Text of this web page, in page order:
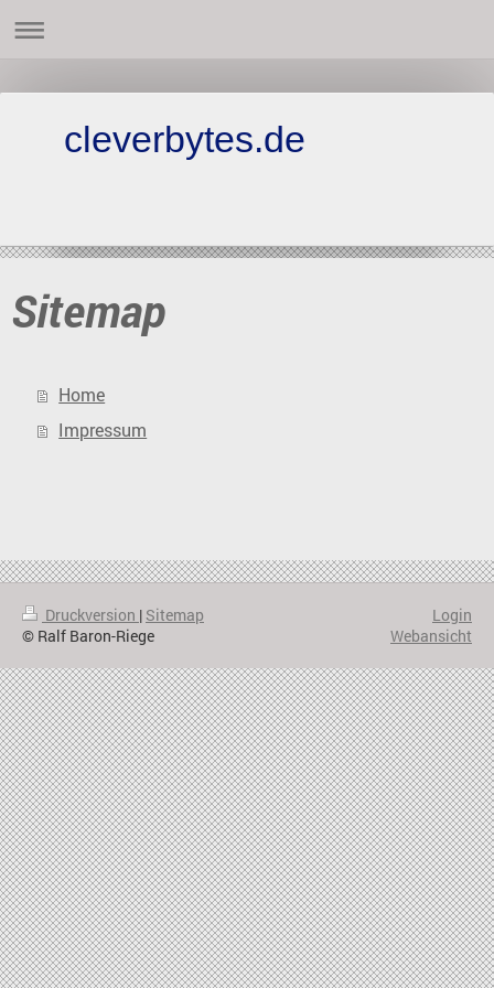
cleverbytes.de
Sitemap
Home
Impressum
Druckversion | Sitemap
© Ralf Baron-Riege
Login
Webansicht